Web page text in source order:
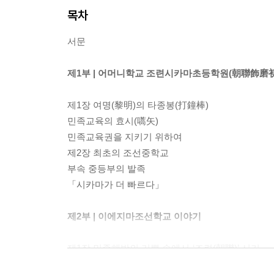
목차
서문
제1부 | 어머니학교 조련시카마초등학원(朝聯飾磨
제1장 여명(黎明)의 타종봉(打鐘棒)
민족교육의 효시(嚆矢)
민족교육권을 지키기 위하여
제2장 최초의 조선중학교
부속 중등부의 발족
「시카마가 더 빠르다」
제2부 | 이에지마조선학교 이야기
제1장 민족해방의 기쁨 속에서-‘조련(朝聯)’ 시기